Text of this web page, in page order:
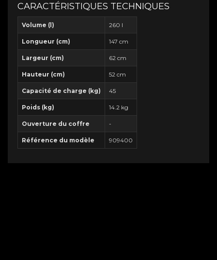
CARACTÉRISTIQUES TECHNIQUES
Volume (l) 260 l
Longueur (cm) 147 cm
Largeur (cm) 62 cm
Hauteur (cm) 52 cm
Capacité de charge (kg) 45
Poids (kg) 14.2 kg
Ouverture du coffre -
Référence du modèle 909400